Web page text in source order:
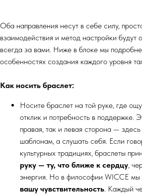
Оба направления несут в себе силу,
взаимодействия и метод настройки будут
всегда за вами. Ниже в блоке мы
особенностях создания каждого уровня
Как носить браслет:
Носите браслет на той руке, где
отклик и потребность в поддержке.
правая, так и левая сторона —
шаблонам, а слушать себя. Если
культурных традициях, браслеты
руку — ту, что ближе к сердцу,
энергия. Но в философии WICCE мы
вашу чувствительность. Каждый